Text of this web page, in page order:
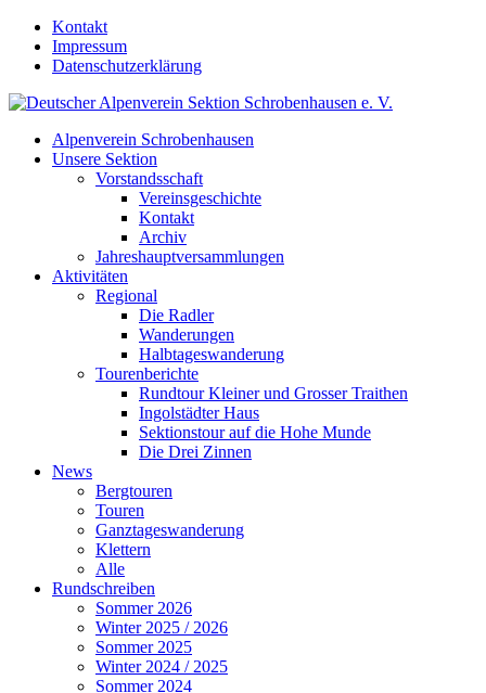
Kontakt
Impressum
Datenschutzerklärung
Alpenverein Schrobenhausen
Unsere Sektion
Vorstandsschaft
Vereinsgeschichte
Kontakt
Archiv
Jahreshauptversammlungen
Aktivitäten
Regional
Die Radler
Wanderungen
Halbtageswanderung
Tourenberichte
Rundtour Kleiner und Grosser Traithen
Ingolstädter Haus
Sektionstour auf die Hohe Munde
Die Drei Zinnen
News
Bergtouren
Touren
Ganztageswanderung
Klettern
Alle
Rundschreiben
Sommer 2026
Winter 2025 / 2026
Sommer 2025
Winter 2024 / 2025
Sommer 2024